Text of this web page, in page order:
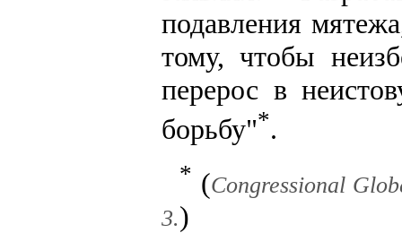
подавления
тому, чтобы
перерос в
борьбу"*.
* (Congressional
3.)